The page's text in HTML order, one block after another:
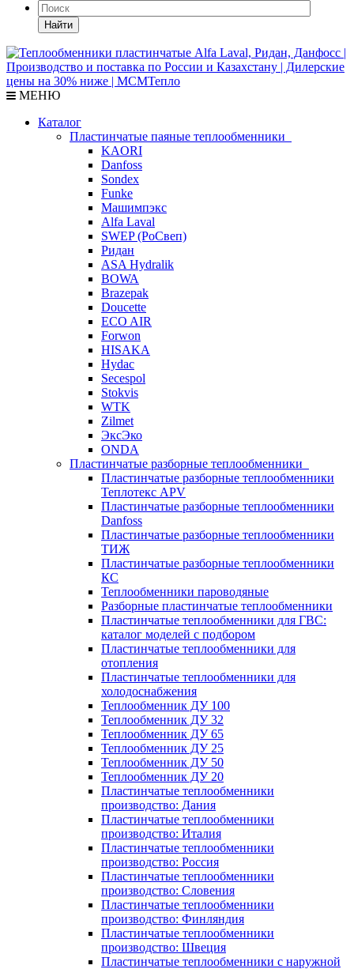
Найти
МЕНЮ
Каталог
Пластинчатые паяные теплообменники
KAORI
Danfoss
Sondex
Funke
Машимпэкс
Alfa Laval
SWEP (РоСвеп)
Ридан
ASA Hydralik
BOWA
Brazepak
Doucette
ECO AIR
Forwon
HISAKA
Hydac
Secespol
Stokvis
WTK
Zilmet
ЭксЭко
ONDA
Пластинчатые разборные теплообменники
Пластинчатые разборные теплообменники
Теплотекс APV
Пластинчатые разборные теплообменники
Danfoss
Пластинчатые разборные теплообменники
ТИЖ
Пластинчатые разборные теплообменники
КC
Теплообменники пароводяные
Разборные пластинчатые теплообменники
Пластинчатые теплообменники для ГВС:
каталог моделей с подбором
Пластинчатые теплообменники для
отопления
Пластинчатые теплообменники для
холодоснабжения
Теплообменник ДУ 100
Теплообменник ДУ 32
Теплообменник ДУ 65
Теплообменник ДУ 25
Теплообменник ДУ 50
Теплообменник ДУ 20
Пластинчатые теплообменники
производство: Дания
Пластинчатые теплообменники
производство: Италия
Пластинчатые теплообменники
производство: Россия
Пластинчатые теплообменники
производство: Словения
Пластинчатые теплообменники
производство: Финляндия
Пластинчатые теплообменники
производство: Швеция
Пластинчатые теплообменники с наружной